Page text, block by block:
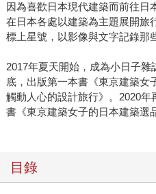
因為喜歡日本現代建築而前往日
在日本各處以建築為主題展開旅
標上星號，以影像與文字記錄那
2017年夏天開始，成為小日子
底，出版第一本書《東京建築女
觸動人心的設計旅行》。2020
書《東京建築女子的日本建築選
目錄